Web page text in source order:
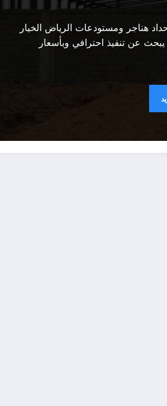
هناجر ومستودعات الرياض الخيار
يبحث عن تنفيذ احترافي وبأسعار